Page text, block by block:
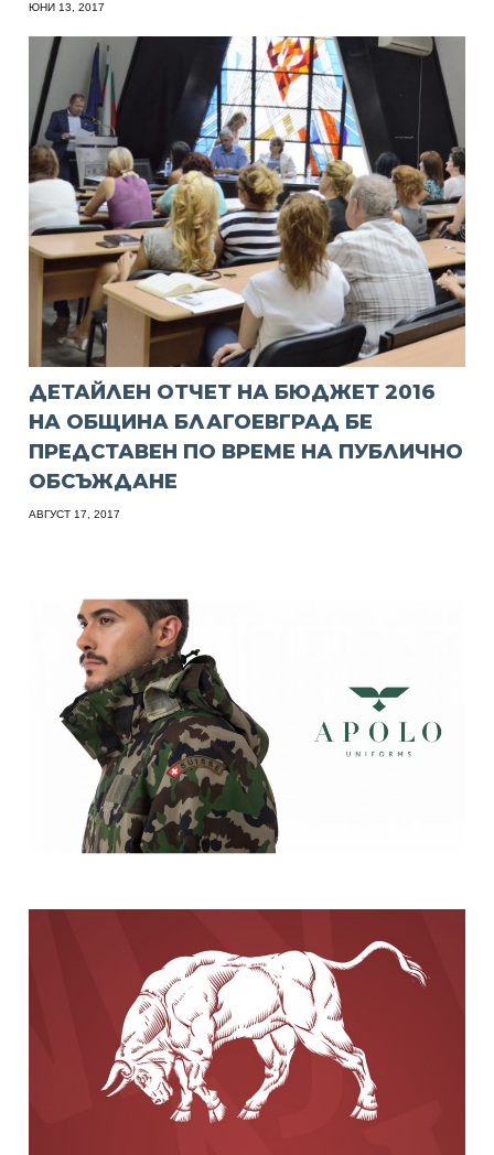
ЮНИ 13, 2017
ДЕТАЙЛЕН ОТЧЕТ НА БЮДЖЕТ 2016
НА ОБЩИНА БЛАГОЕВГРАД БЕ
ПРЕДСТАВЕН ПО ВРЕМЕ НА ПУБЛИЧНО
ОБСЪЖДАНЕ
АВГУСТ 17, 2017